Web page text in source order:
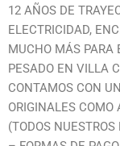
12 AÑOS DE
ELECTRICIDAD,
MUCHO MÁS PARA
PESADO EN VILLA
CONTAMOS CON
ORIGINALES COMO
(TODOS